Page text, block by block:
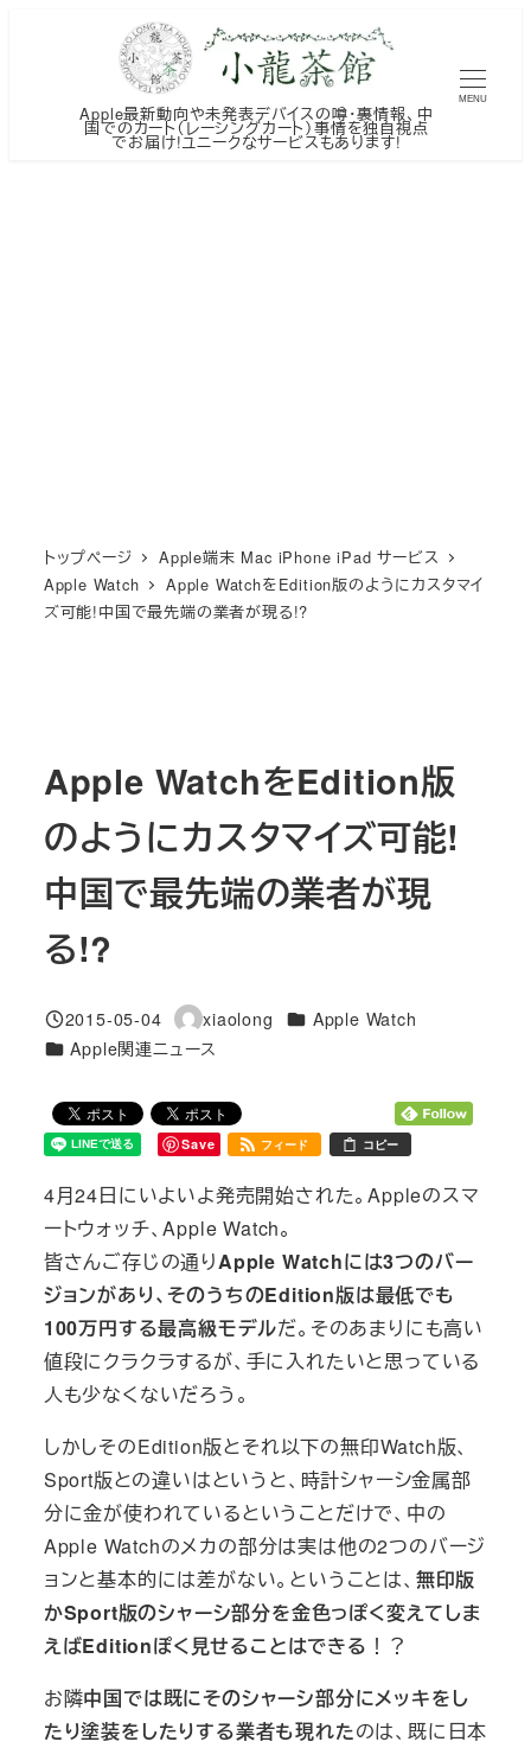
Apple最新動向や未発表デバイスの噂・裏情報、中
国でのカート（レーシングカート）事情を独自視点
でお届け!ユニークなサービスもあります!
MENU
トップページ
Apple端末 Mac iPhone iPad サービス
Apple Watch
Apple WatchをEdition版のようにカスタマイ
ズ可能!中国で最先端の業者が現る!?
Apple WatchをEdition版
のようにカスタマイズ可能!
中国で最先端の業者が現
る!?
投稿日
2015-05-04
著
者
xiaolong カテゴリー
Apple Watch
カテゴリー
Apple関連ニュース
Save フィード コピー
4月24日にいよいよ発売開始された。Appleのスマ
ートウォッチ、Apple Watch。
皆さんご存じの通りApple Watchには3つのバー
ジョンがあり、そのうちのEdition版は最低でも
100万円する最高級モデルだ。そのあまりにも高い
値段にクラクラするが、手に入れたいと思っている
人も少なくないだろう。
しかしそのEdition版とそれ以下の無印Watch版、
Sport版との違いはというと、時計シャーシ金属部
分に金が使われているということだけで、中の
Apple Watchのメカの部分は実は他の2つのバージ
ョンと基本的には差がない。ということは、 無印版
かSport版のシャーシ部分を金色っぽく変えてしま
えばEditionぽく見せることはできる ！？
お隣中国では既にそのシャーシ部分にメッキをし
たり塗装をしたりする業者も現れたのは、既に日本